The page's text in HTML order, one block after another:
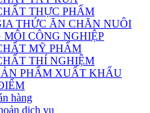
THỰC PHẨM
THỨC ĂN CHĂN NUÔI
MÔI CÔNG NGHIỆP
MỸ PHẨM
THÍ NGHIỆM
PHẨM XUẤT KHẨU
hàng
dịch vụ